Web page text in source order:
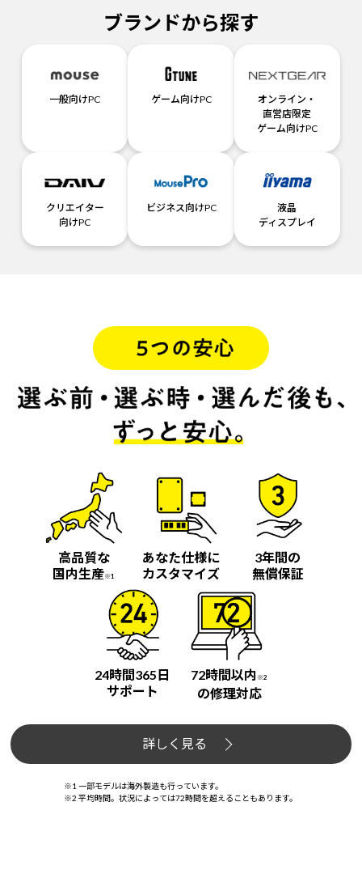
ブランドから探す
一般向けPC ゲーム向けPC
オンライン・
直営店限定
ゲーム向けPC
クリエイター
向けPC
ビジネス向けPC
液晶
ディスプレイ
高品質な
国内生産※1
あなた仕様に
カスタマイズ
3年間の
無償保証
24時間365日
サポート
72時間以内 ※2
の修理対応
詳しく見る
※1 一部モデルは海外製造も行っています。
※2 平均時間。状況によっては72時間を超えることもあります。